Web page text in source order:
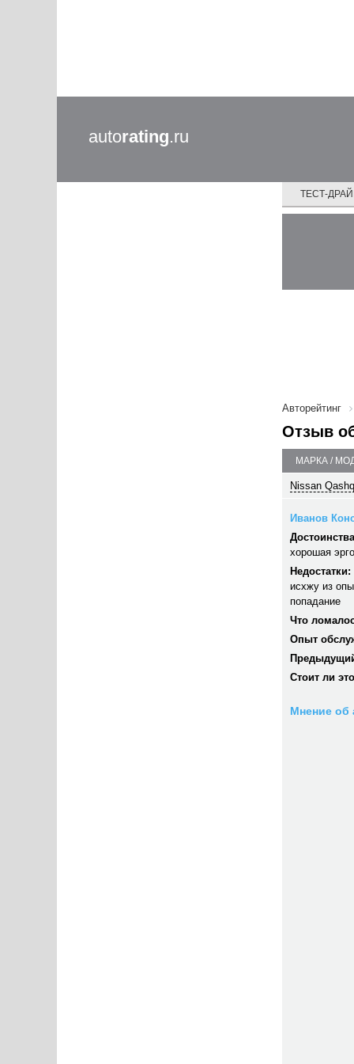
autorating.ru
ТЕСТ-
Авторейтинг
Отзыв
МАРКА /
Nissan
Иванов
хорошая
Недостатки:
исхжу из
попадание
Что
Опыт
Стоит ли
Мнение об